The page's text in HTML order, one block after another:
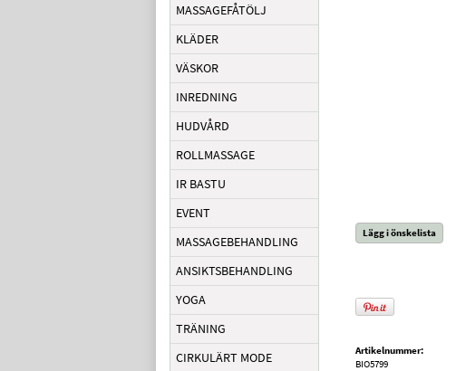
MASSAGEFÅTÖLJ
KLÄDER
VÄSKOR
INREDNING
HUDVÅRD
ROLLMASSAGE
IR BASTU
EVENT
MASSAGEBEHANDLING
ANSIKTSBEHANDLING
YOGA
TRÄNING
CIRKULÄRT MODE
Lägg i önskelista
Artikelnummer:
BIO5799